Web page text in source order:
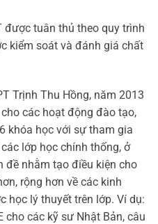
được tuân thủ theo quy trình
kiểm soát và đánh giá chất
Trịnh Thu Hồng, năm 2013
các hoạt động đào tạo,
khóa học với sự tham gia
lớp học chính thống, ở
đề nhằm tạo điều kiện cho
rộng hơn về các kinh
học lý thuyết trên lớp. Ví dụ:
cho các kỹ sư Nhật Bản, câu